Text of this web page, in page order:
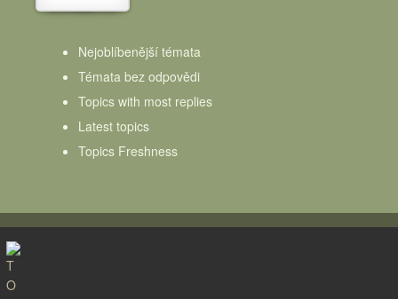
Nejoblíbenější témata
Témata bez odpovědi
Topics with most replies
Latest topics
Topics Freshness